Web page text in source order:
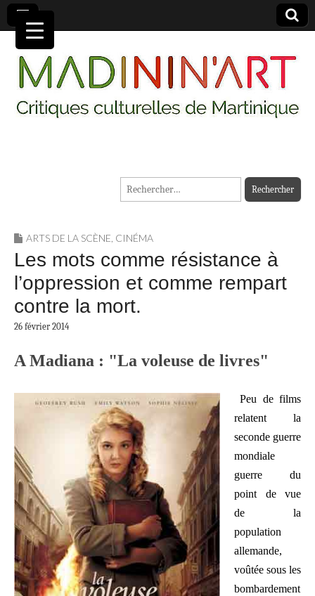
MADININ'ART
Rechercher :
ARTS DE LA SCÈNE, CINÉMA
Les mots comme résistance à
l’oppression et comme rempart
contre la mort.
26 février 2014
A Madiana : "La voleuse de livres"
Peu de films
relatent la
seconde guerre
mondiale
guerre du
point de vue
de la
population
allemande,
voûtée sous les
bombardement